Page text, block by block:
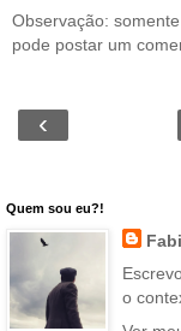
Observação:
pode postar um
‹
Quem sou eu?!
o